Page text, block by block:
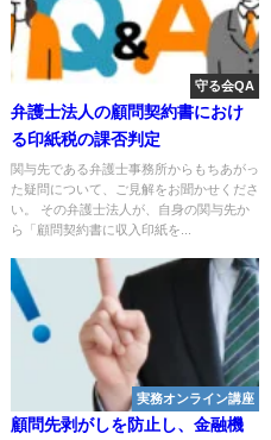
守る会QA
弁護士法人の顧問契約書におけ
る印紙税の課否判定
関与先である弁護士事務所からもちあがっ
た疑問について、ご見解をお聞かせくださ
い。 その弁護士法人が、自身の関与先か
ら「顧問契約書に収入印紙を...
実務オンライン講座
顧問先剥がしを防止し、金融機